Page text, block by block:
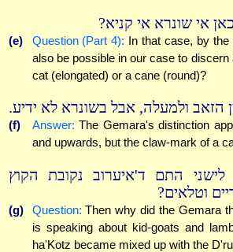
אי שונרא אי קניא?
(e) Question (Part 4): In that case, by
also be possible in our case to
cat (elongated) or a cane (round)?
הזאב ולמעלה, אבל בשונרא לא ידיע.
(f) Answer: The Gemara's distinction
and upwards, but the claw-mark of a
התם ד'איערוב נקובת הקוץ
וטלאים?
(g) Question: Then why did the Gemara
is speaking about kid-goats and
ha'Kotz became mixed up with the